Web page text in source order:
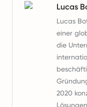
Lucas
Lucas
einer
die
2020